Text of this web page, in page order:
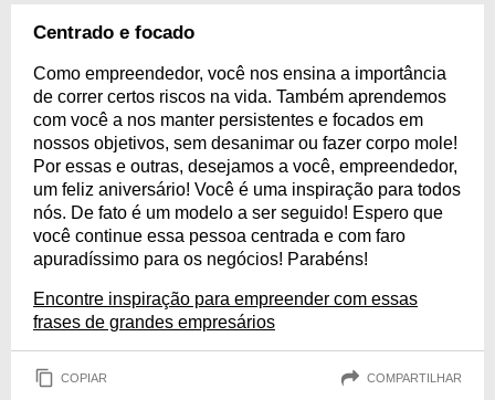
Centrado e focado
Como empreendedor, você nos ensina a importância
de correr certos riscos na vida. Também aprendemos
com você a nos manter persistentes e focados em
nossos objetivos, sem desanimar ou fazer corpo mole!
Por essas e outras, desejamos a você, empreendedor,
um feliz aniversário! Você é uma inspiração para todos
nós. De fato é um modelo a ser seguido! Espero que
você continue essa pessoa centrada e com faro
apuradíssimo para os negócios! Parabéns!
Encontre inspiração para empreender com essas
frases de grandes empresários
COPIAR COMPARTILHAR